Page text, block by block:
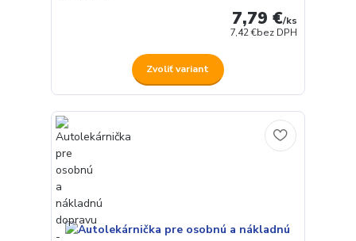
7,79 €/ks
7,42 €bez DPH
Zvoliť variant